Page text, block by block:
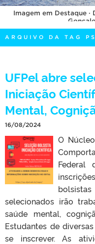
OUVIDORIA
PORTARIAS
TELEFONES
Imagem em Destaque ·
ARQUIVO DA TAG
UFPel abre
Iniciação
Mental,
16/08/2024
O
Federal
selecionados irão
saúde mental,
Estudantes de
se inscrever. As